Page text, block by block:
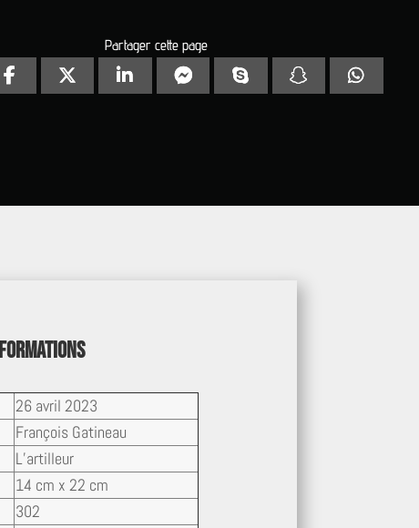
Partager cette page
26 avril 2023
François Gatineau
L’artilleur
14 cm x 22 cm
302